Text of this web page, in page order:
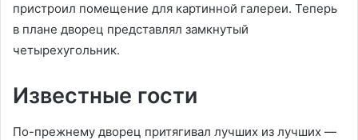
пристроил помещение для картинной галереи. Теперь
в плане дворец представлял замкнутый
четырехугольник.
Известные гости
По-прежнему дворец притягивал лучших из лучших —